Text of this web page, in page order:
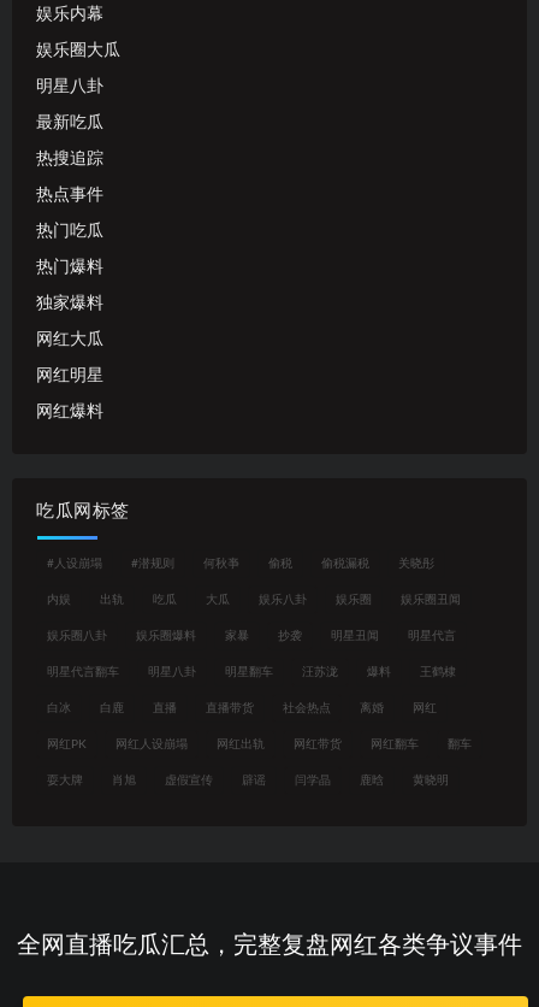
娱乐内幕
娱乐圈大瓜
明星八卦
最新吃瓜
热搜追踪
热点事件
热门吃瓜
热门爆料
独家爆料
网红大瓜
网红明星
网红爆料
吃瓜网标签
#人设崩塌 #潜规则 何秋亊 偷税 偷税漏税 关晓彤
内娱 出轨 吃瓜 大瓜 娱乐八卦 娱乐圈 娱乐圈丑闻
娱乐圈八卦 娱乐圈爆料 家暴 抄袭 明星丑闻 明星代言
明星代言翻车 明星八卦 明星翻车 汪苏泷 爆料 王鹤棣
白冰 白鹿 直播 直播带货 社会热点 离婚 网红
网红PK 网红人设崩塌 网红出轨 网红带货 网红翻车 翻车
耍大牌 肖旭 虚假宣传 辟谣 闫学晶 鹿晗 黄晓明
全网直播吃瓜汇总，完整复盘网红各类争议事件